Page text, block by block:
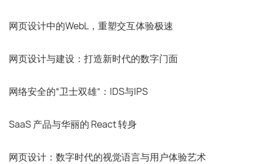
网页设计中的WebL，重塑交互体验极速
网页设计与建设：打造新时代的数字门面
网络安全的“卫士双雄”：IDS与IPS
SaaS 产品与华丽的 React 转身
网页设计：数字时代的视觉语言与用户体验艺术